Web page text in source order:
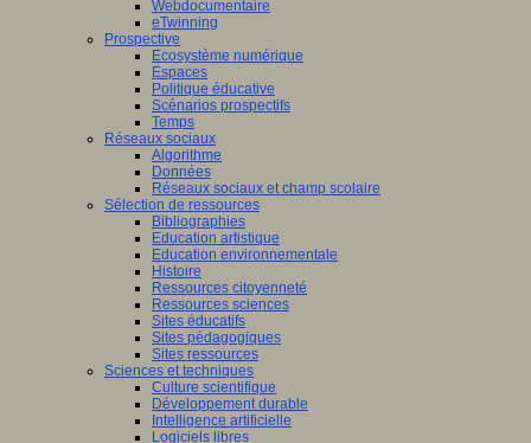
Webdocumentaire
eTwinning
Prospective
Ecosystème numérique
Espaces
Politique éducative
Scénarios prospectifs
Temps
Réseaux sociaux
Algorithme
Données
Réseaux sociaux et champ scolaire
Sélection de ressources
Bibliographies
Education artistique
Education environnementale
Histoire
Ressources citoyenneté
Ressources sciences
Sites éducatifs
Sites pédagogiques
Sites ressources
Sciences et techniques
Culture scientifique
Développement durable
Intelligence artificielle
Logiciels libres